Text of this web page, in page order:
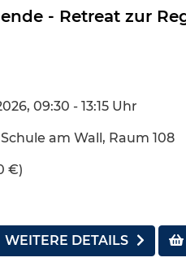
- Retreat zur
09:30 - 13:15 Uhr
am Wall, Raum 108
€)
WEITERE DETAILS